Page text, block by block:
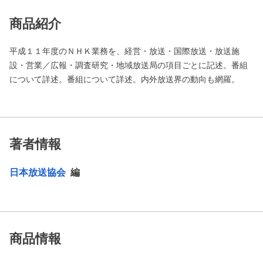
商品紹介
平成１１年度のＮＨＫ業務を、経営・放送・国際放送・放送施
設・営業／広報・調査研究・地域放送局の項目ごとに記述。番組
について詳述。番組について詳述。内外放送界の動向も網羅。
著者情報
日本放送協会 編
商品情報